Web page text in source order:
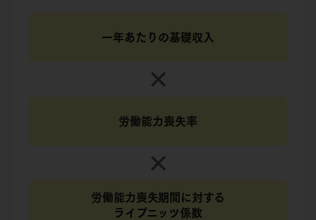
一年あたりの基礎収入
労働能力喪失率
労働能力喪失期間に対する
ライプニッツ係数